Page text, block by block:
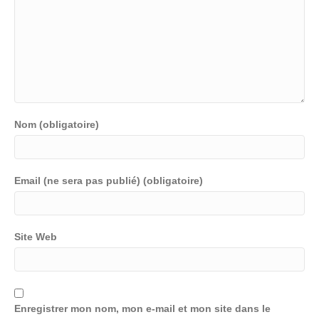
Nom (obligatoire)
Email (ne sera pas publié) (obligatoire)
Site Web
Enregistrer mon nom, mon e-mail et mon site dans le